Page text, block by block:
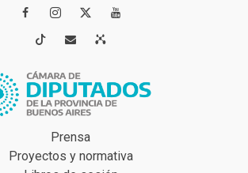
 
 
Prensa
Proyectos y normativa